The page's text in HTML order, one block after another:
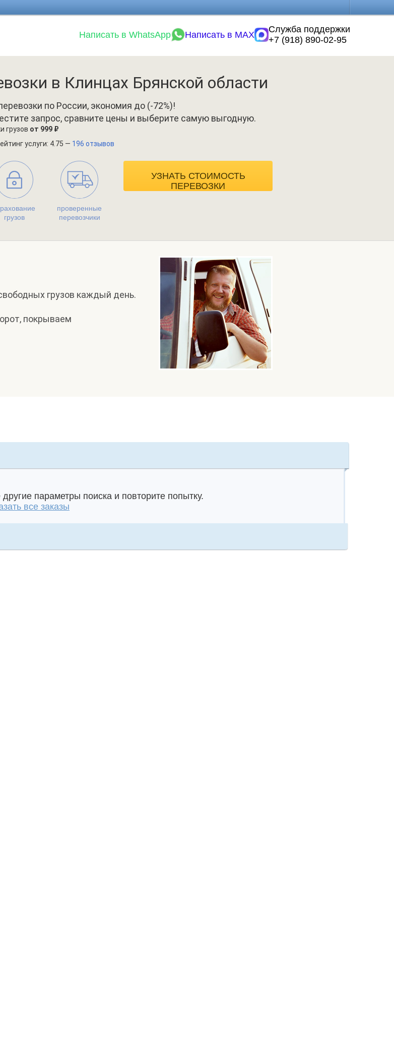
Написать в WhatsApp Написать в MAX
Служба поддержки
+7 (918) 890-02-95
в Клинцах Брянской области
по России, экономия до (-72%)!
запрос, сравните цены и выберите самую выгодную.
грузов от 999 ₽
услуги: 4.75 — 196 отзывов
грузов
проверенные
перевозчики
УЗНАТЬ СТОИМОСТЬ
ПЕРЕВОЗКИ
грузов каждый день.
покрываем
параметры поиска и повторите попытку.
все заказы